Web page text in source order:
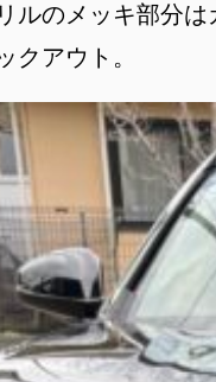
ルのメッキ部分は
クアウト。